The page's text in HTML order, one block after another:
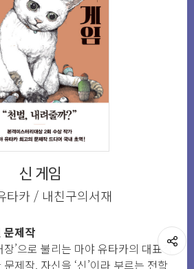
신 게임
타카 / 내친구의서재
문제작
장’으로 불리는 마야 유타카의 대표작
제작. 자신을 ‘신’이라 부르는 전학